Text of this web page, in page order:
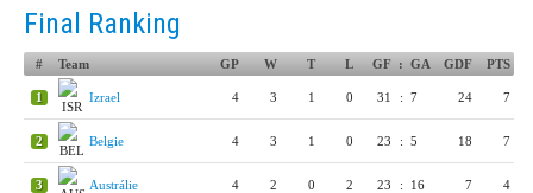
Final Ranking
# Team GP W T L GF : GA GDF PTS
1 Izrael 4 3 1 0 31 : 7 24 7
2 Belgie 4 3 1 0 23 : 5 18 7
3 Austrálie 4 2 0 2 23 : 16 7 4